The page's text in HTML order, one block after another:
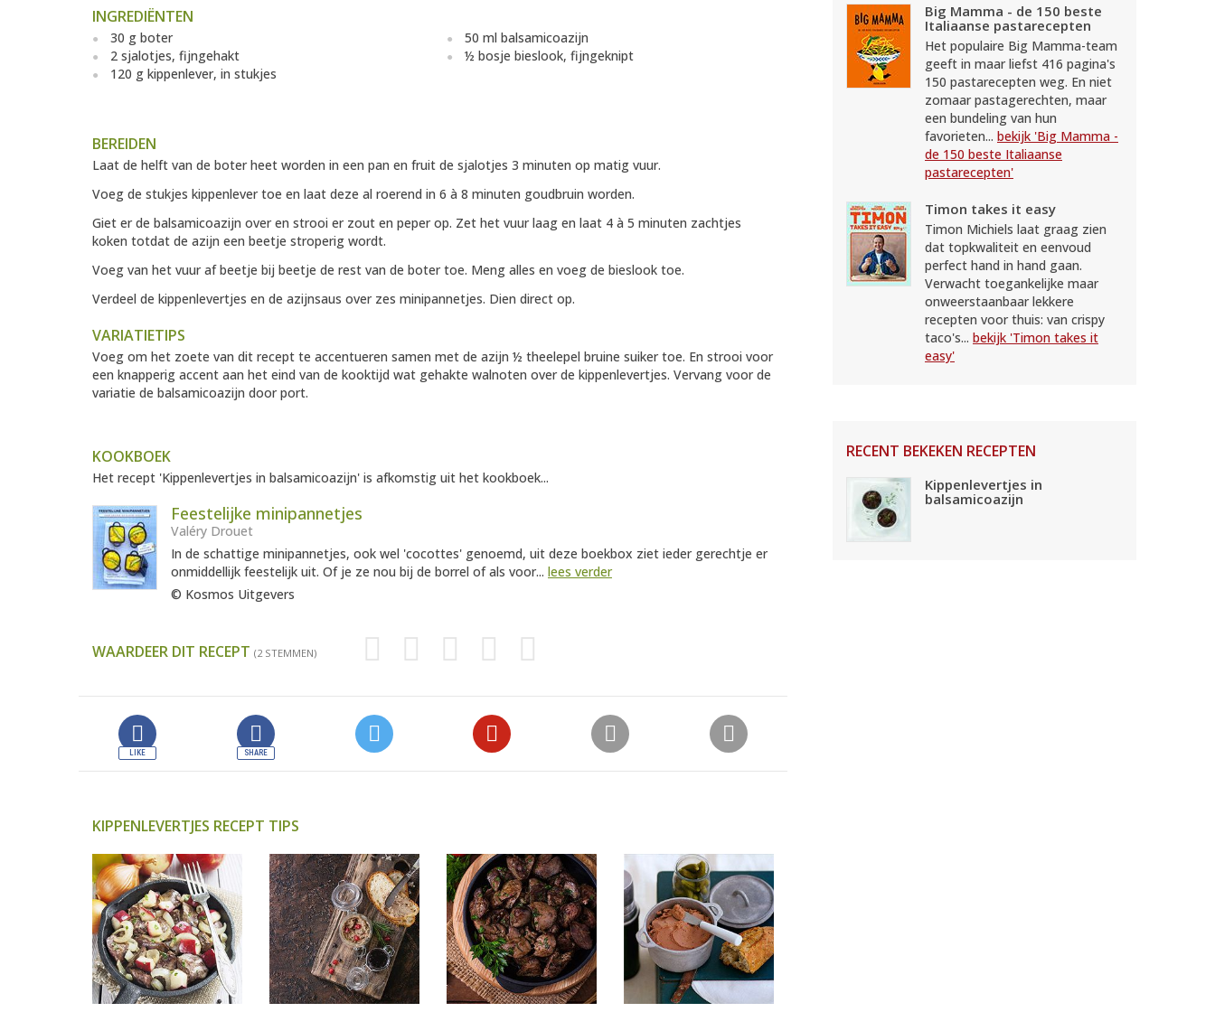
INGREDIËNTEN
30 g boter
2 sjalotjes, fijngehakt
120 g kippenlever, in stukjes
50 ml balsamicoazijn
½ bosje bieslook, fijngeknipt
BEREIDEN
Laat de helft van de boter heet worden in een pan en fruit de sjalotjes 3 minuten op matig vuur.
Voeg de stukjes kippenlever toe en laat deze al roerend in 6 à 8 minuten goudbruin worden.
Giet er de balsamicoazijn over en strooi er zout en peper op. Zet het vuur laag en laat 4 à 5 minuten zachtjes
koken totdat de azijn een beetje stroperig wordt.
Voeg van het vuur af beetje bij beetje de rest van de boter toe. Meng alles en voeg de bieslook toe.
Verdeel de kippenlevertjes en de azijnsaus over zes minipannetjes. Dien direct op.
VARIATIETIPS
Voeg om het zoete van dit recept te accentueren samen met de azijn ½ theelepel bruine suiker toe. En strooi voor
een knapperig accent aan het eind van de kooktijd wat gehakte walnoten over de kippenlevertjes. Vervang voor de
variatie de balsamicoazijn door port.
KOOKBOEK
Het recept 'Kippenlevertjes in balsamicoazijn' is afkomstig uit het kookboek...
Feestelijke minipannetjes
Valéry Drouet
In de schattige minipannetjes, ook wel 'cocottes' genoemd, uit deze boekbox ziet ieder gerechtje er
onmiddellijk feestelijk uit. Of je ze nou bij de borrel of als voor... lees verder
© Kosmos Uitgevers
WAARDEER DIT RECEPT (2 STEMMEN)
KIPPENLEVERTJES RECEPT TIPS
Big Mamma - de 150 beste
Italiaanse pastarecepten
Het populaire Big Mamma-team
geeft in maar liefst 416 pagina's
150 pastarecepten weg. En niet
zomaar pastagerechten, maar
een bundeling van hun
favorieten... bekijk 'Big Mamma -
de 150 beste Italiaanse
pastarecepten'
Timon takes it easy
Timon Michiels laat graag zien
dat topkwaliteit en eenvoud
perfect hand in hand gaan.
Verwacht toegankelijke maar
onweerstaanbaar lekkere
recepten voor thuis: van crispy
taco's... bekijk 'Timon takes it
easy'
RECENT BEKEKEN RECEPTEN
Kippenlevertjes in
balsamicoazijn